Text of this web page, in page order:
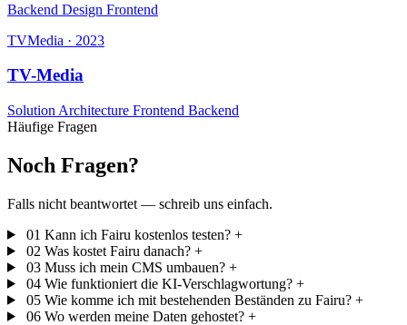
Backend Design Frontend
TVMedia · 2023
TV-Media
Solution Architecture Frontend Backend
Häufige Fragen
Noch Fragen?
Falls nicht beantwortet — schreib uns einfach.
01 Kann ich Fairu kostenlos testen? +
02 Was kostet Fairu danach? +
03 Muss ich mein CMS umbauen? +
04 Wie funktioniert die KI-Verschlagwortung? +
05 Wie komme ich mit bestehenden Beständen zu Fairu? +
06 Wo werden meine Daten gehostet? +